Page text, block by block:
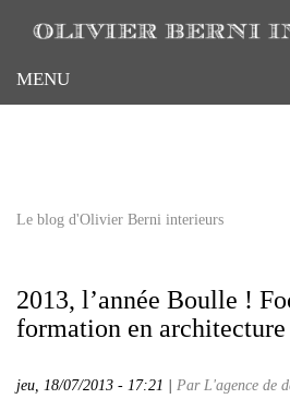
principal
MENU
Le blog d'Olivier Berni interieurs
2013, l’année Boulle !
formation en
jeu, 18/07/2013 - 17:21 | Par L'agence de